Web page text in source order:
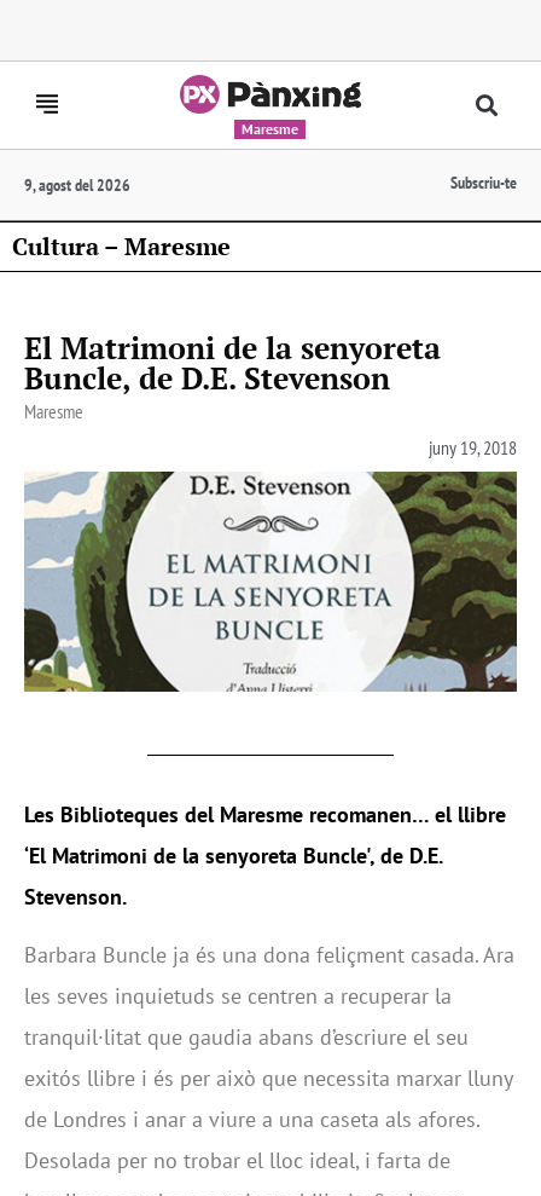
Maresme
9, agost del 2026 Subscriu-te
Cultura – Maresme
El Matrimoni de la senyoreta
Buncle, de D.E. Stevenson
Maresme
juny 19, 2018
Les Biblioteques del Maresme recomanen… el llibre
‘El Matrimoni de la senyoreta Buncle', de D.E.
Stevenson.
Barbara Buncle ja és una dona feliçment casada. Ara
les seves inquietuds se centren a recuperar la
tranquil·litat que gaudia abans d’escriure el seu
exitós llibre i és per això que necessita marxar lluny
de Londres i anar a viure a una caseta als afores.
Desolada per no trobar el lloc ideal, i farta de